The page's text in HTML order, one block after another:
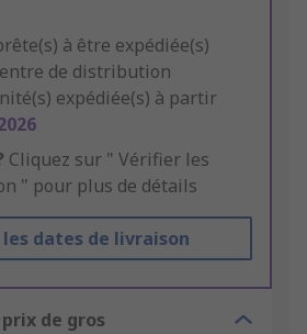
à être expédiée(s)
de distribution
expédiée(s) à partir
Cliquez sur " Vérifier les
" pour plus de détails
dates de livraison
de gros